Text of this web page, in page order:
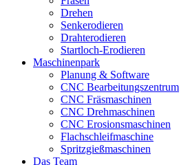
Drehen
Senkerodieren
Drahterodieren
Startloch-Erodieren
Maschinenpark
Planung & Software
CNC Bearbeitungszentrum
CNC Fräsmaschinen
CNC Drehmaschinen
CNC Erosionsmaschinen
Flachschleifmaschine
Spritzgießmaschinen
Das Team